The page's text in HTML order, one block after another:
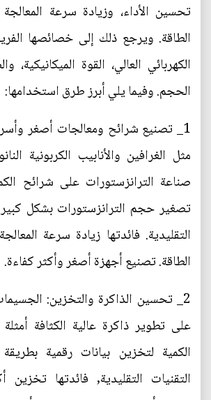
تحسين الأداء، وزيادة سرعة
الطاقة. ويرجع ذلك إلى خصائصها
الكهربائي العالي، القوة
الحجم. وفيما يلي أبرز طرق استخدامها:
1_ تصنيع شرائح ومعالجات أصغر
مثل الغرافين والأنابيب الكربونية
صناعة الترانزستورات على شرائح
تصغير حجم الترانزستورات بشكل كبير
التقليدية. فائدتها زيادة سرعة
الطاقة. تصنيع أجهزة أصغر وأكثر كفاءة.
2_ تحسين الذاكرة والتخزين:
على تطوير ذاكرة عالية الكثافة
الكمية لتخزين بيانات رقمية
التقنيات التقليدية, فائدتها تخزين